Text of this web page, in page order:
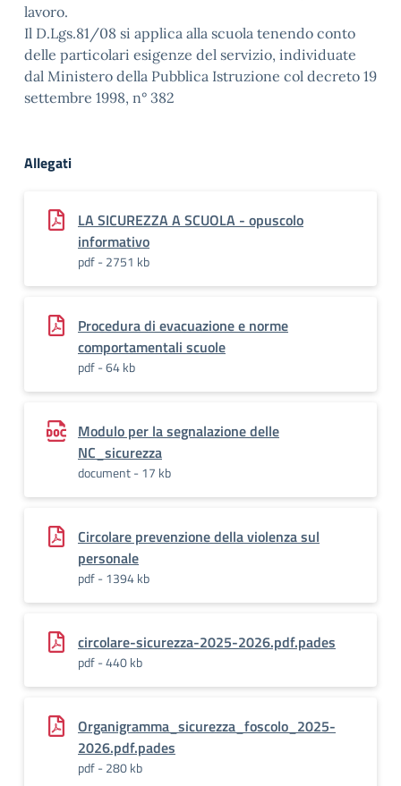
lavoro.
Il D.Lgs.81/08 si applica alla scuola tenendo conto
delle particolari esigenze del servizio, individuate
dal Ministero della Pubblica Istruzione col decreto 19
settembre 1998, n° 382
Allegati
LA SICUREZZA A SCUOLA - opuscolo
informativo
pdf - 2751 kb
Procedura di evacuazione e norme
comportamentali scuole
pdf - 64 kb
Modulo per la segnalazione delle
NC_sicurezza
document - 17 kb
Circolare prevenzione della violenza sul
personale
pdf - 1394 kb
circolare-sicurezza-2025-2026.pdf.pades
pdf - 440 kb
Organigramma_sicurezza_foscolo_2025-
2026.pdf.pades
pdf - 280 kb